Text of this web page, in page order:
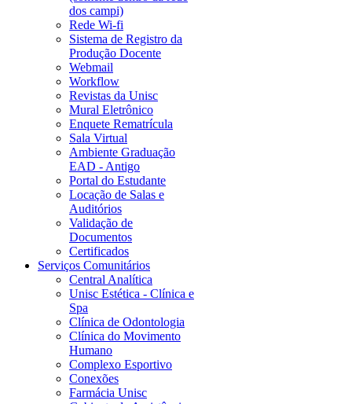
dos campi)
Rede Wi-fi
Sistema de Registro da
Produção Docente
Webmail
Workflow
Revistas da Unisc
Mural Eletrônico
Enquete Rematrícula
Sala Virtual
Ambiente Graduação
EAD - Antigo
Portal do Estudante
Locação de Salas e
Auditórios
Validação de
Documentos
Certificados
Serviços Comunitários
Central Analítica
Unisc Estética - Clínica e
Spa
Clínica de Odontologia
Clínica do Movimento
Humano
Complexo Esportivo
Conexões
Farmácia Unisc